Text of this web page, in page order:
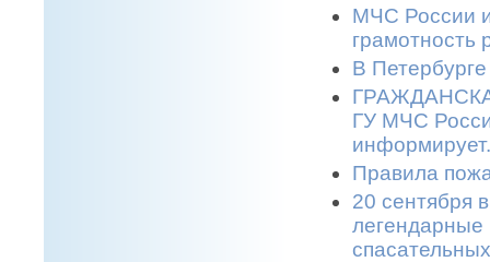
МЧС России
грамотность
В
ГУ МЧС
Правила
20 сентября